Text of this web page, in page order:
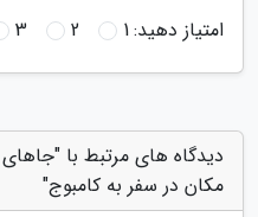
امتیاز دهید:1
2
3
مکان در سفر به کامبوج"